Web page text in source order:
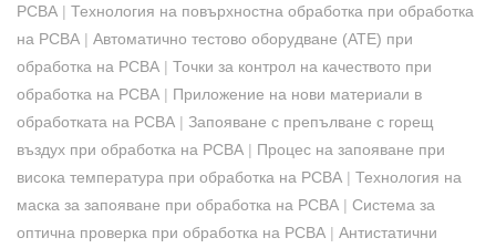
PCBA | Технология на повърхностна обработка при обработка
на PCBA | Автоматично тестово оборудване (ATE) при
обработка на PCBA | Точки за контрол на качеството при
обработка на PCBA | Приложение на нови материали в
обработката на PCBA | Запояване с препълване с горещ
въздух при обработка на PCBA | Процес на запояване при
висока температура при обработка на PCBA | Технология на
маска за запояване при обработка на PCBA | Система за
оптична проверка при обработка на PCBA | Антистатични